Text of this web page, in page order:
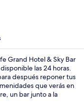
Grand Hotel & Sky Bar
las 24 horas.
después reponer tus
que verás en
un bar junto a la